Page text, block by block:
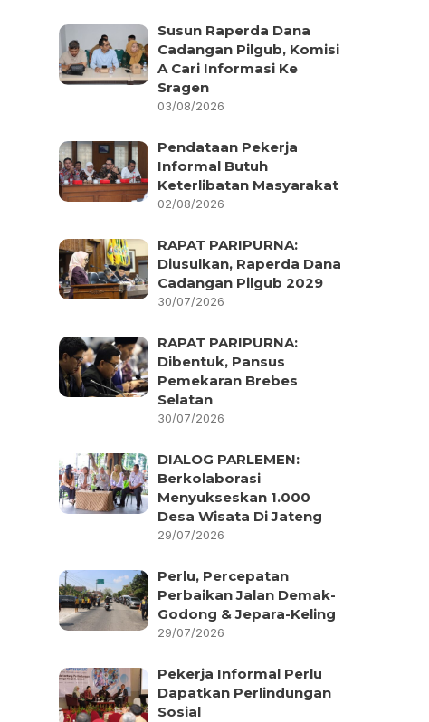
Susun Raperda Dana
Cadangan Pilgub, Komisi
A Cari Informasi Ke
Sragen
03/08/2026
Pendataan Pekerja
Informal Butuh
Keterlibatan Masyarakat
02/08/2026
RAPAT PARIPURNA:
Diusulkan, Raperda Dana
Cadangan Pilgub 2029
30/07/2026
RAPAT PARIPURNA:
Dibentuk, Pansus
Pemekaran Brebes
Selatan
30/07/2026
DIALOG PARLEMEN:
Berkolaborasi
Menyukseskan 1.000
Desa Wisata Di Jateng
29/07/2026
Perlu, Percepatan
Perbaikan Jalan Demak-
Godong & Jepara-Keling
29/07/2026
Pekerja Informal Perlu
Dapatkan Perlindungan
Sosial